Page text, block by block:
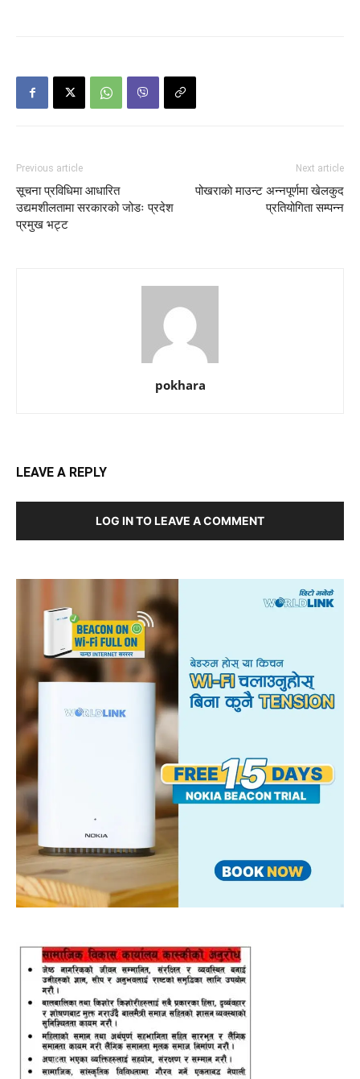
Previous article
सूचना प्रविधिमा आधारित
उद्यमशीलतामा सरकारको जोडः प्रदेश
प्रमुख भट्ट
Next article
पोखराकाे माउन्ट अन्नपूर्णमा खेलकुद
प्रतियोगिता सम्पन्न
pokhara
LEAVE A REPLY
LOG IN TO LEAVE A COMMENT